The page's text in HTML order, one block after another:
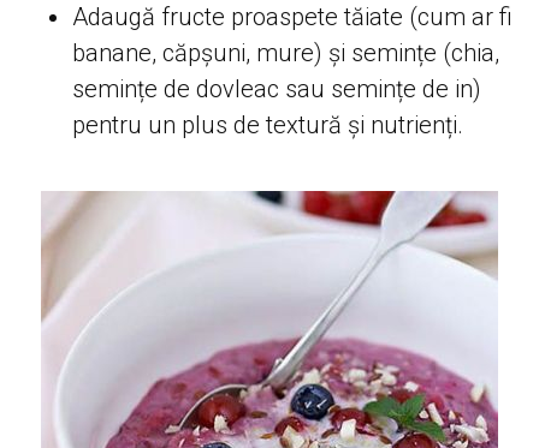
Adaugă fructe proaspete tăiate (cum ar fi
banane, căpșuni, mure) și semințe (chia,
semințe de dovleac sau semințe de in)
pentru un plus de textură și nutrienți.